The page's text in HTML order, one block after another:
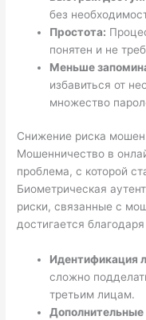
без
Простота:
понятен и не
Меньше
избавиться от
множество
Снижение риска
Мошенничество в
проблема, с которой
Биометрическая
риски, связанные с
достигается
Идентификация
сложно
третьим лицам.